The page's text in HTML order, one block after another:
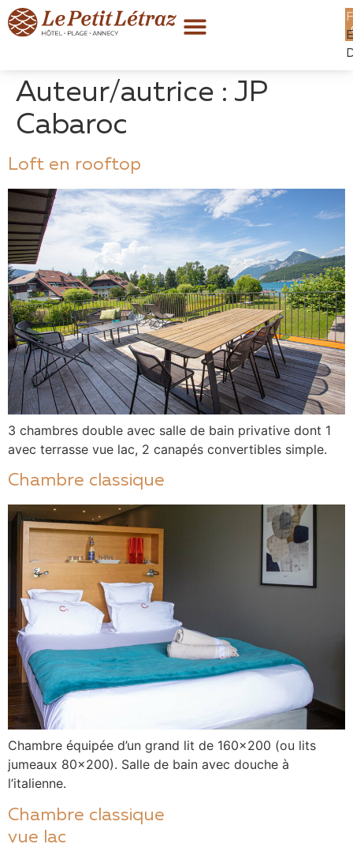
Auteur/autrice : JP
Cabaroc
Loft en rooftop
3 chambres double avec salle de bain privative dont 1
avec terrasse vue lac, 2 canapés convertibles simple.
Chambre classique
Chambre équipée d’un grand lit de 160×200 (ou lits
jumeaux 80×200). Salle de bain avec douche à
l’italienne.
Chambre classique
vue lac